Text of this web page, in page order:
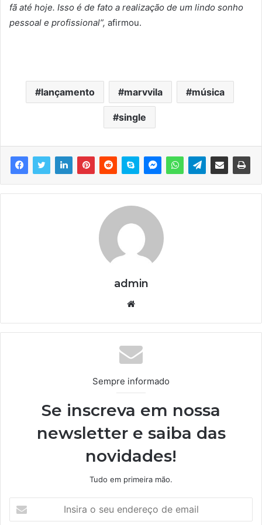
fã até hoje. Isso é de fato a realização de um lindo sonho
pessoal e profissional”, afirmou.
lançamento marvvila música
single
admin
te
Sempre informado
Se inscreva em nossa
newsletter e saiba das
novidades!
Tudo em primeira mão.